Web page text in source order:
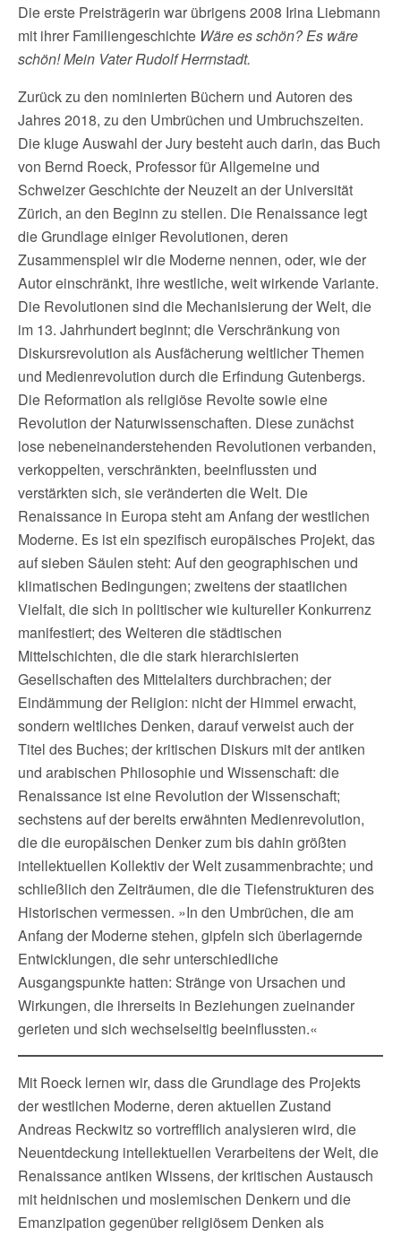
Die erste Preisträgerin war übrigens 2008 Irina Liebmann
mit ihrer Familiengeschichte Wäre es schön? Es wäre
schön! Mein Vater Rudolf Herrnstadt.
Zurück zu den nominierten Büchern und Autoren des
Jahres 2018, zu den Umbrüchen und Umbruchszeiten.
Die kluge Auswahl der Jury besteht auch darin, das Buch
von Bernd Roeck, Professor für Allgemeine und
Schweizer Geschichte der Neuzeit an der Universität
Zürich, an den Beginn zu stellen. Die Renaissance legt
die Grundlage einiger Revolutionen, deren
Zusammenspiel wir die Moderne nennen, oder, wie der
Autor einschränkt, ihre westliche, weit wirkende Variante.
Die Revolutionen sind die Mechanisierung der Welt, die
im 13. Jahrhundert beginnt; die Verschränkung von
Diskursrevolution als Ausfächerung weltlicher Themen
und Medienrevolution durch die Erfindung Gutenbergs.
Die Reformation als religiöse Revolte sowie eine
Revolution der Naturwissenschaften. Diese zunächst
lose nebeneinanderstehenden Revolutionen verbanden,
verkoppelten, verschränkten, beeinflussten und
verstärkten sich, sie veränderten die Welt. Die
Renaissance in Europa steht am Anfang der westlichen
Moderne. Es ist ein spezifisch europäisches Projekt, das
auf sieben Säulen steht: Auf den geographischen und
klimatischen Bedingungen; zweitens der staatlichen
Vielfalt, die sich in politischer wie kultureller Konkurrenz
manifestiert; des Weiteren die städtischen
Mittelschichten, die die stark hierarchisierten
Gesellschaften des Mittelalters durchbrachen; der
Eindämmung der Religion: nicht der Himmel erwacht,
sondern weltliches Denken, darauf verweist auch der
Titel des Buches; der kritischen Diskurs mit der antiken
und arabischen Philosophie und Wissenschaft: die
Renaissance ist eine Revolution der Wissenschaft;
sechstens auf der bereits erwähnten Medienrevolution,
die die europäischen Denker zum bis dahin größten
intellektuellen Kollektiv der Welt zusammenbrachte; und
schließlich den Zeiträumen, die die Tiefenstrukturen des
Historischen vermessen. »In den Umbrüchen, die am
Anfang der Moderne stehen, gipfeln sich überlagernde
Entwicklungen, die sehr unterschiedliche
Ausgangspunkte hatten: Stränge von Ursachen und
Wirkungen, die ihrerseits in Beziehungen zueinander
gerieten und sich wechselseitig beeinflussten.«
Mit Roeck lernen wir, dass die Grundlage des Projekts
der westlichen Moderne, deren aktuellen Zustand
Andreas Reckwitz so vortrefflich analysieren wird, die
Neuentdeckung intellektuellen Verarbeitens der Welt, die
Renaissance antiken Wissens, der kritischen Austausch
mit heidnischen und moslemischen Denkern und die
Emanzipation gegenüber religiösem Denken als